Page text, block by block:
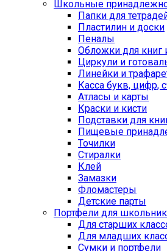
Школьные
Папки для
Пластилин и доски
Пеналы
Обложки для книг
Циркули и
Линейки и
Касса букв, цифр,
Атласы и карты
Краски и кисти
Подставки для
Пищевые
Точилки
Стиралки
Клей
Замазки
Фломастеры
Детские парты
Портфели для
Для старших
Для младших
Сумки и портфели